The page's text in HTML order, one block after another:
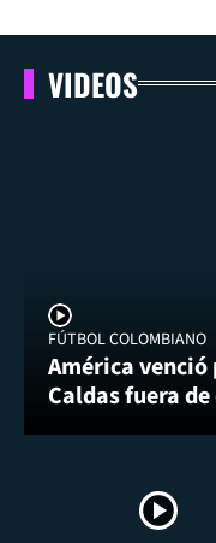
VIDEOS
FÚTBOL COLOMBIANO
América
Caldas fuera de